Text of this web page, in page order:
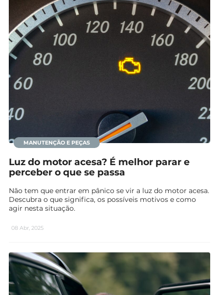
MANUTENÇÃO E PEÇAS
Luz do motor acesa? É melhor parar e
perceber o que se passa
Não tem que entrar em pânico se vir a luz do motor acesa.
Descubra o que significa, os possíveis motivos e como
agir nesta situação.
08 Abr, 2025